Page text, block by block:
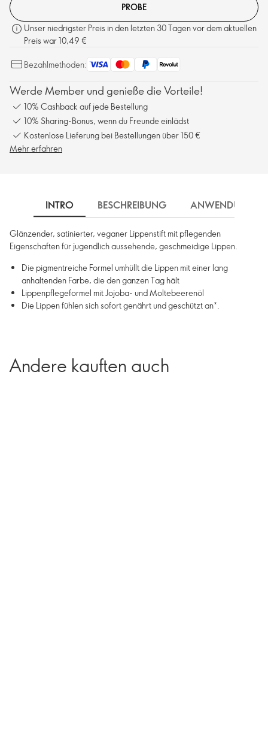
PROBE
Unser niedrigster Preis in den letzten 30 Tagen vor dem aktuellen
Preis war 10,49 €
Bezahlmethoden:
Werde Member und genieße die Vorteile!
10% Cashback auf jede Bestellung
10% Sharing-Bonus, wenn du Freunde einlädst
Kostenlose Lieferung bei Bestellungen über 150 €
Mehr erfahren
INTRO BESCHREIBUNG ANWENDUNG
Glänzender, satinierter, veganer Lippenstift mit pflegenden
Eigenschaften für jugendlich aussehende, geschmeidige Lippen.
Die pigmentreiche Formel umhüllt die Lippen mit einer lang
anhaltenden Farbe, die den ganzen Tag hält
Lippenpflegeformel mit Jojoba- und Moltebeerenöl
Die Lippen fühlen sich sofort genährt und geschützt an*.
Andere kauften auch